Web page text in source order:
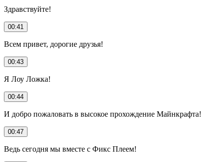
Здравствуйте!
00:41
Всем привет, дорогие друзья!
00:43
Я Лоу Ложка!
00:44
И добро пожаловать в высокое прохождение Майнкрафта!
00:47
Ведь сегодня мы вместе с Фикс Плеем!